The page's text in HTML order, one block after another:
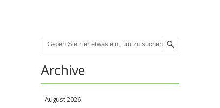
Suchen
Archive
August 2026